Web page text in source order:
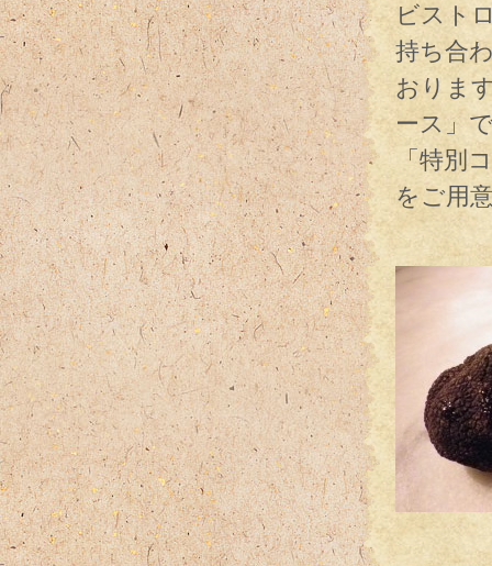
ビスト
持ち合
おりま
ース」
「特別
をご用
例
仏ペ